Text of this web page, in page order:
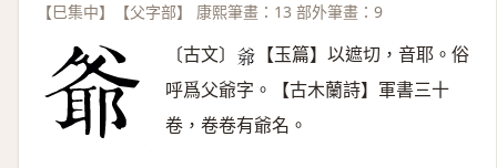
【巳集中】【父字部】 康熙筆畫：13 部外筆畫：9
〔古文〕 𤕓
【玉篇】以遮切，音耶。俗
呼爲父爺字。【古木蘭詩】軍書三十
卷，卷卷有爺名。